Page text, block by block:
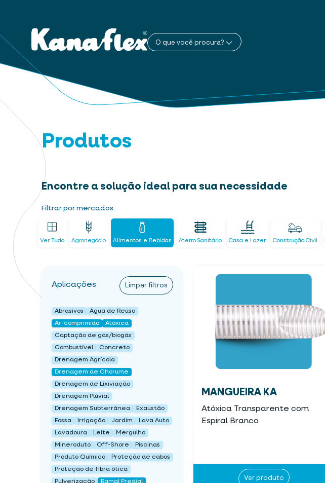
O que você procura?
Produtos
Encontre a solução ideal para sua necessidade
Filtrar por mercados:
Ver Tudo Agronegócio Alimentos e Bebidas Aterro Sanitário Casa e Lazer Construção Civil
Aplicações Limpar filtros
Abrasivos
Água de Reúso
Ar-comprimido
Atóxica
Captação de gás/biogás
Combustível
Concreto
Drenagem Agrícola
Drenagem de Chorume
Drenagem de Lixiviação
Drenagem Plúvial
Drenagem Subterrânea
Exaustão
Fossa
Irrigação Jardim
Lava Auto
Lavadoura
Leite
Mergulho
Mineroduto
Off-Shore
Piscinas
Produto Químico
Proteção de cabos
Proteção de fibra ótica
Pulverização
Ramal Predial
MANGUEIRA KA
Atóxica Transparente com
Espiral Branco
Ver produto